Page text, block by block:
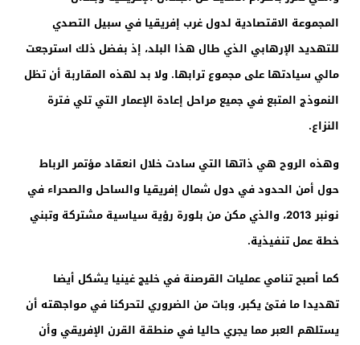
المجموعة الاقتصادية لدول غرب إفريقيا في سبيل التصدي
للتهديد الإرهابي الذي طال هذا البلد، إذ بفضل ذلك استرجعت
مالي سيادتها على مجموع ترابها. ولا بد لهذه المقاربة أن تظل
النموذج المتبع في جميع مراحل إعادة الإعمار التي تلي فترة
النزاع.
وهذه الروح هي ذاتها التي سادت خلال انعقاد مؤتمر الرباط
حول أمن الحدود في دول شمال إفريقيا والساحل والصحراء في
نونبر 2013، والذي مكن من بلورة رؤية سياسية مشتركة وتبني
خطة عمل تنفيذية.
كما أصبح تنامي عمليات القرصنة في خليج غينيا يشكل أيضا
تهديدا ما فتئ يكبر، وبات من الضروري لتحركنا في مواجهته أن
يستلهم العبر مما يجري حاليا في منطقة القرن الإفريقي وأن